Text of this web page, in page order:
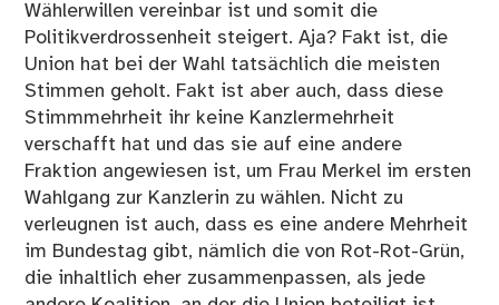
Wählerwillen vereinbar ist und somit die
Politikverdrossenheit steigert. Aja? Fakt ist, die
Union hat bei der Wahl tatsächlich die meisten
Stimmen geholt. Fakt ist aber auch, dass diese
Stimmmehrheit ihr keine Kanzlermehrheit
verschafft hat und das sie auf eine andere
Fraktion angewiesen ist, um Frau Merkel im ersten
Wahlgang zur Kanzlerin zu wählen. Nicht zu
verleugnen ist auch, dass es eine andere Mehrheit
im Bundestag gibt, nämlich die von Rot-Rot-Grün,
die inhaltlich eher zusammenpassen, als jede